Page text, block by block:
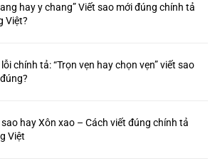
hay y chang” Viết sao mới đúng chính tả
Việt?
chính tả: “Trọn vẹn hay chọn vẹn” viết sao
hay Xôn xao – Cách viết đúng chính tả
Việt